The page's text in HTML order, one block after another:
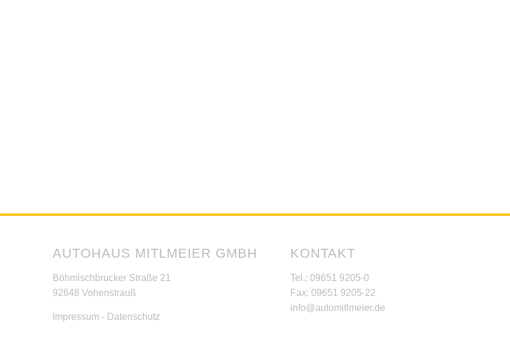
AUTOHAUS MITLMEIER GMBH
Böhmischbrucker Straße 21
92648 Vohenstrauß
Impressum - Datenschutz
KONTAKT
Tel.: 09651 9205-0
Fax: 09651 9205-22
info@automitlmeier.de